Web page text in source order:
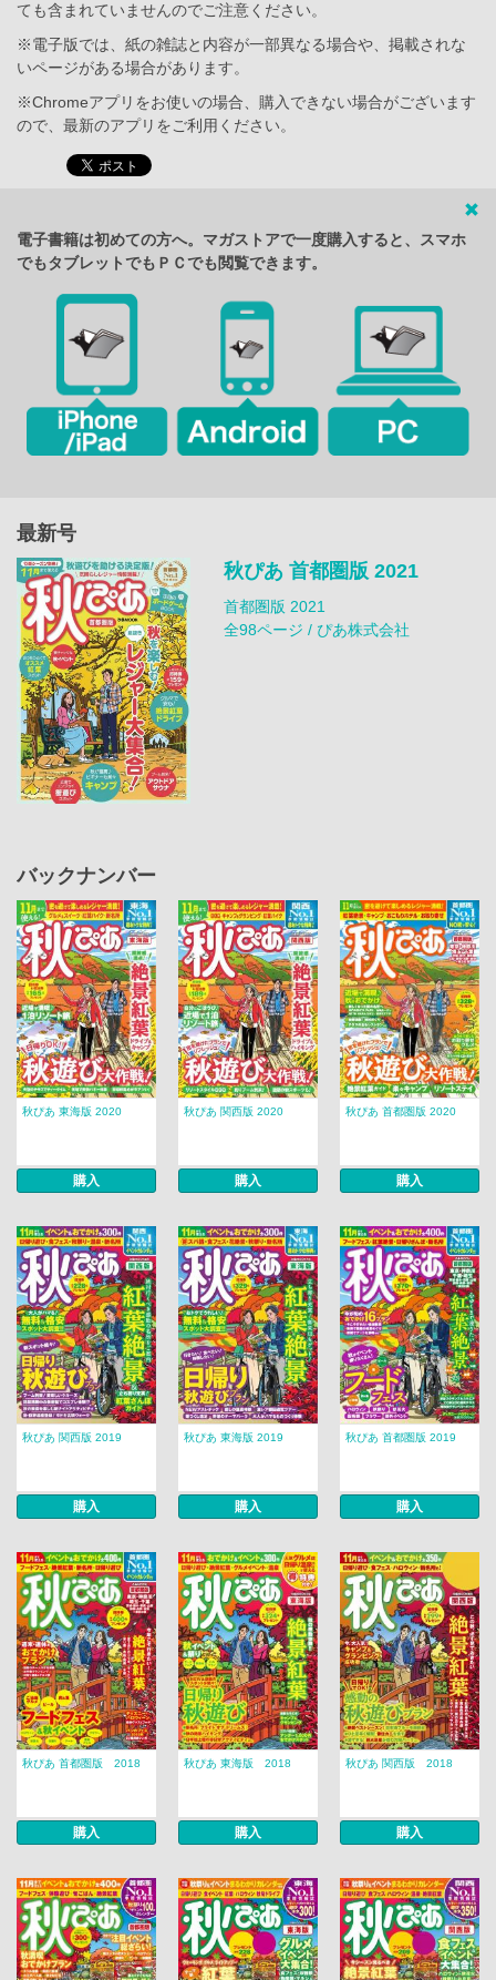
ても含まれていませんのでご注意ください。
※電子版では、紙の雑誌と内容が一部異なる場合や、掲載されな
いページがある場合があります。
※Chromeアプリをお使いの場合、購入できない場合がございます
ので、最新のアプリをご利用ください。
電子書籍は初めての方へ。マガストアで一度購入すると、スマホ
でもタブレットでもＰＣでも閲覧できます。
最新号
秋ぴあ 首都圏版 2021
首都圏版 2021
全98ページ / ぴあ株式会社
バックナンバー
秋ぴあ 東海版 2020
購入
秋ぴあ 関西版 2020
購入
秋ぴあ 首都圏版 2020
購入
秋ぴあ 関西版 2019
購入
秋ぴあ 東海版 2019
購入
秋ぴあ 首都圏版 2019
購入
秋ぴあ 首都圏版 2018
購入
秋ぴあ 東海版 2018
購入
秋ぴあ 関西版 2018
購入